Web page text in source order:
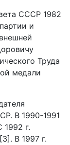
СССР 1982
и
Труда
медали
В 1990-1991
г.
В 1997 г.